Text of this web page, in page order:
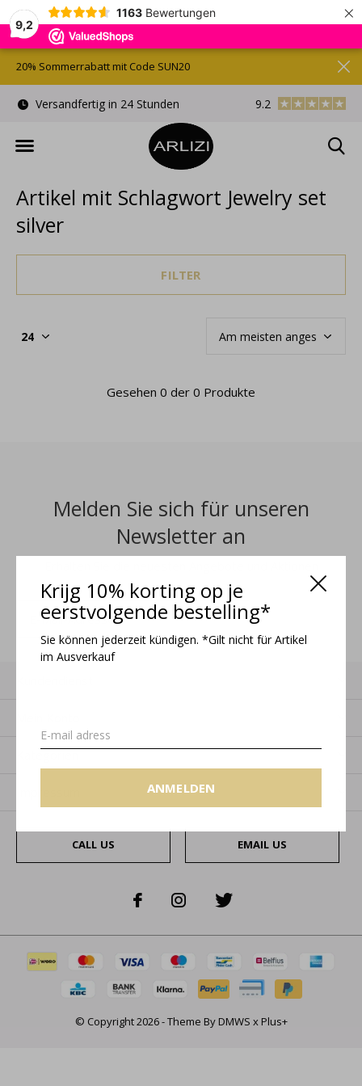
9,2
1163 Bewertungen ×
Krijg 10% korting op je
eerstvolgende bestelling*
Sie können jederzeit kündigen. *Gilt nicht für Artikel
im Ausverkauf
ANMELDEN
Versandfertig in 24 Stunden Kostenlose
9.2
20% Sommerrabatt mit Code SUN20
Artikel mit Schlagwort Jewelry set
silver
FILTER
Gesehen 0 der 0 Produkte
Melden Sie sich für unseren
Newsletter an
CALL US EMAIL US
© Copyright2026- Theme ByDMWS xPlus+